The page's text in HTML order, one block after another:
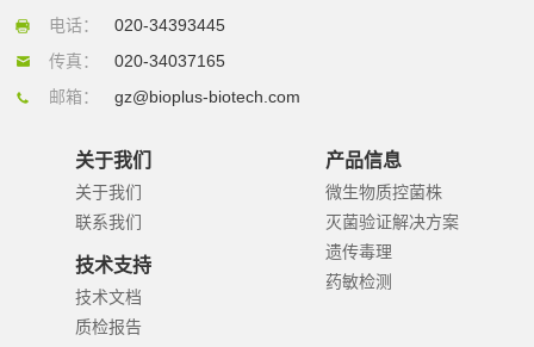
电话：
020-34393445
传真：
020-34037165
邮箱：
gz@bioplus-biotech.com
关于我们
关于我们
联系我们
技术支持
技术文档
质检报告
产品信息
微生物质控菌株
灭菌验证解决方案
遗传毒理
药敏检测